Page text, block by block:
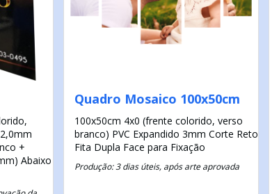
+
Abaixo
Quadro Mosaico 100x50cm
100x50cm 4x0 (frente colorido, verso
branco) PVC Expandido 3mm Corte Reto
Fita Dupla Face para Fixação
Produção: 3 dias úteis, após arte aprovada